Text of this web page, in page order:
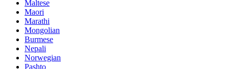
Maltese
Maori
Marathi
Mongolian
Burmese
Nepali
Norwegian
Pashto